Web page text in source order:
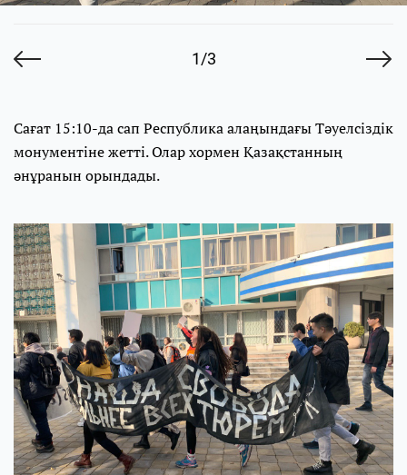
1/3
Сағат 15:10-да сап Республика алаңындағы Тәуелсіздік
монументіне жетті. Олар хормен Қазақстанның
әнұранын орындады.